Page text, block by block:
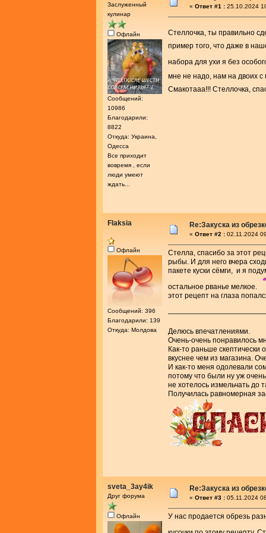
Заслуженный
кулинар
Офлайн
Сообщений:
10986
Благодарили:
8822
Откуда: Украина,
Одесса
Все приходит
вовремя , если
люди умеют
ждать...
« Ответ #1 : 25.10.2024
Стеллочка, ты правильно
пример того, что даже в
набора для ухи я без
мне не надо, нам на двоих с
Смакотааа!!! Стеллочка,
Flaksia
Офлайн
Сообщений: 396
Благодарили: 139
Откуда: Молдова
Re:Закуска из
« Ответ #2 : 02.11.2024
Стелла, спасибо за этот
рыбы. И для него вчера
пакете куски сёмги, и я
остальное рванье мелкое.
этот рецепт на глаза
Делюсь впечатлениями.
Очень-очень понравилось
Как-то раньше
вкуснее чем из магазина.
И как-то меня одолевали
потому что были ну уж
не хотелось измельчать до
Получилась равномерная
sveta_3ay4ik
Друг форума
Офлайн
Re:Закуска из
« Ответ #3 : 05.11.2024
У нас продается обрезь